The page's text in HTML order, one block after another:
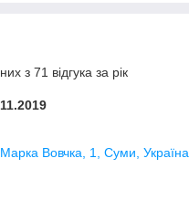
з 71 відгука за рік
Вовчка, 1, Суми, Україна